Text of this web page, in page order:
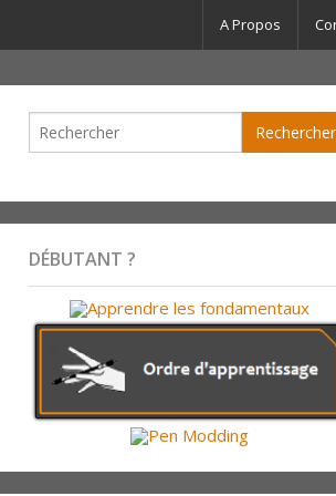
A Propos
DÉBUTANT ?